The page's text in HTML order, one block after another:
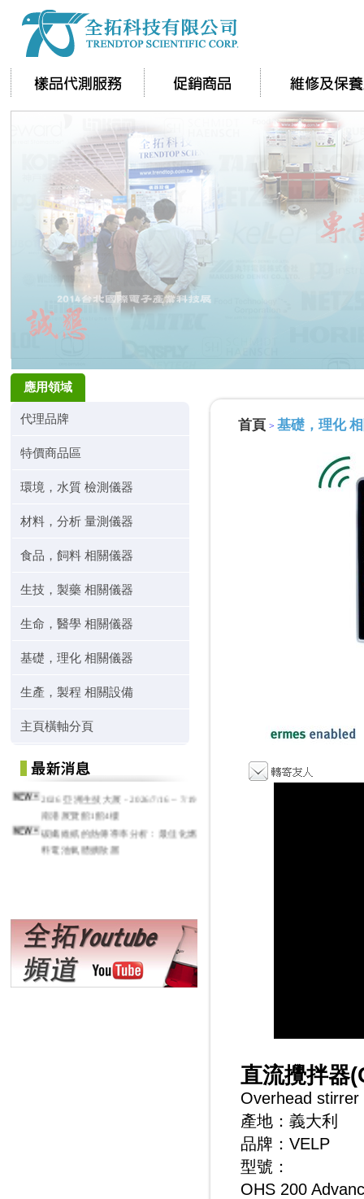
應用領域
代理品牌
特價商品區
環境，水質 檢測儀器
材料，分析 量測儀器
食品，飼料 相關儀器
生技，製藥 相關儀器
生命，醫學 相關儀器
基礎，理化 相關儀器
生產，製程 相關設備
主頁橫軸分頁
2026 亞洲生技大展 - 2026/7/16 ~ 7/19
南港展覽館1館4樓
碳纖維紙的熱傳導率分析：最佳化燃
料電池氣體擴散層
首頁 > 基礎，理化
直流攪拌器
Overhead stirrer
產地：義大利
品牌：VELP
型號：
OHS 200